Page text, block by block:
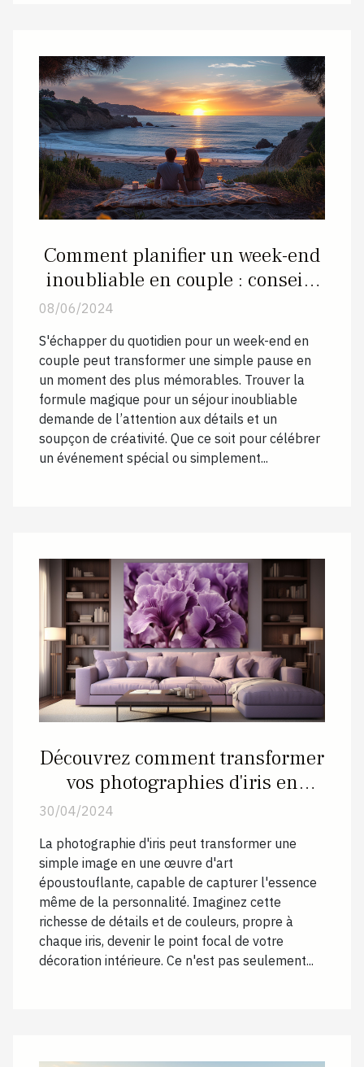
Comment planifier un week-end
inoubliable en couple : conseils
et idées pour une escapade
romantique unique
08/06/2024
S'échapper du quotidien pour un week-end en
couple peut transformer une simple pause en
un moment des plus mémorables. Trouver la
formule magique pour un séjour inoubliable
demande de l’attention aux détails et un
soupçon de créativité. Que ce soit pour célébrer
un événement spécial ou simplement...
Découvrez comment transformer
vos photographies d'iris en
décoration intérieure unique
30/04/2024
La photographie d'iris peut transformer une
simple image en une œuvre d'art
époustouflante, capable de capturer l'essence
même de la personnalité. Imaginez cette
richesse de détails et de couleurs, propre à
chaque iris, devenir le point focal de votre
décoration intérieure. Ce n'est pas seulement...